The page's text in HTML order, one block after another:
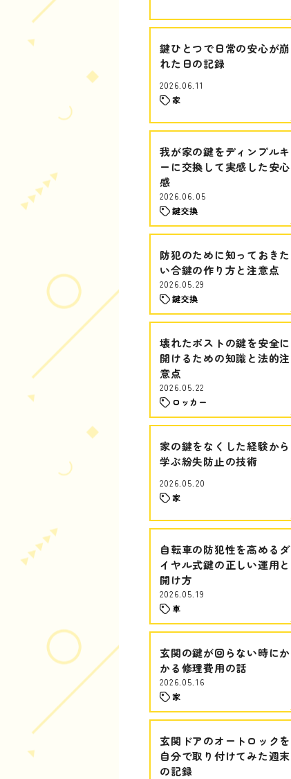
鍵ひとつで日常の安心が崩
れた日の記録
2026.06.11
家
我が家の鍵をディンプルキ
ーに交換して実感した安心
感
2026.06.05
鍵交換
防犯のために知っておきた
い合鍵の作り方と注意点
2026.05.29
鍵交換
壊れたポストの鍵を安全に
開けるための知識と法的注
意点
2026.05.22
ロッカー
家の鍵をなくした経験から
学ぶ紛失防止の技術
2026.05.20
家
自転車の防犯性を高めるダ
イヤル式鍵の正しい運用と
開け方
2026.05.19
車
玄関の鍵が回らない時にか
かる修理費用の話
2026.05.16
家
玄関ドアのオートロックを
自分で取り付けてみた週末
の記録